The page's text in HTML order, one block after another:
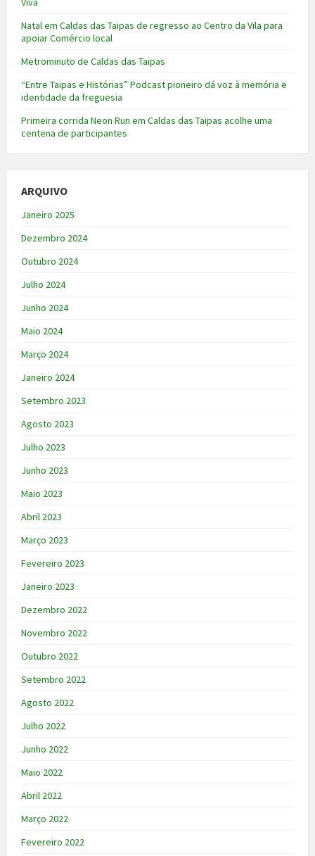
Natal em Caldas das Taipas de regresso ao Centro da Vila para
apoiar Comércio local
Metrominuto de Caldas das Taipas
“Entre Taipas e Histórias” Podcast pioneiro dá voz à memória e
identidade da freguesia
Primeira corrida Neon Run em Caldas das Taipas acolhe uma
centena de participantes
ARQUIVO
Janeiro 2025
Dezembro 2024
Outubro 2024
Julho 2024
Junho 2024
Maio 2024
Março 2024
Janeiro 2024
Setembro 2023
Agosto 2023
Julho 2023
Junho 2023
Maio 2023
Abril 2023
Março 2023
Fevereiro 2023
Janeiro 2023
Dezembro 2022
Novembro 2022
Outubro 2022
Setembro 2022
Agosto 2022
Julho 2022
Junho 2022
Maio 2022
Abril 2022
Março 2022
Fevereiro 2022